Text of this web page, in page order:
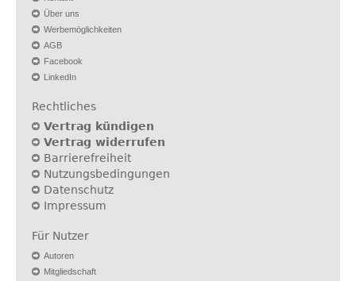
Über uns
Werbemöglichkeiten
AGB
Facebook
LinkedIn
Rechtliches
Vertrag kündigen
Vertrag widerrufen
Barrierefreiheit
Nutzungsbedingungen
Datenschutz
Impressum
Für Nutzer
Autoren
Mitgliedschaft